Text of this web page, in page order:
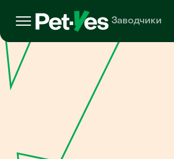
Заводчики